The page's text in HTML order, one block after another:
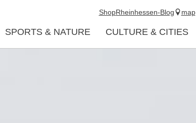
SPORTS & NATURE CULTURE & CITIES
ShopRheinhessen-Blog map